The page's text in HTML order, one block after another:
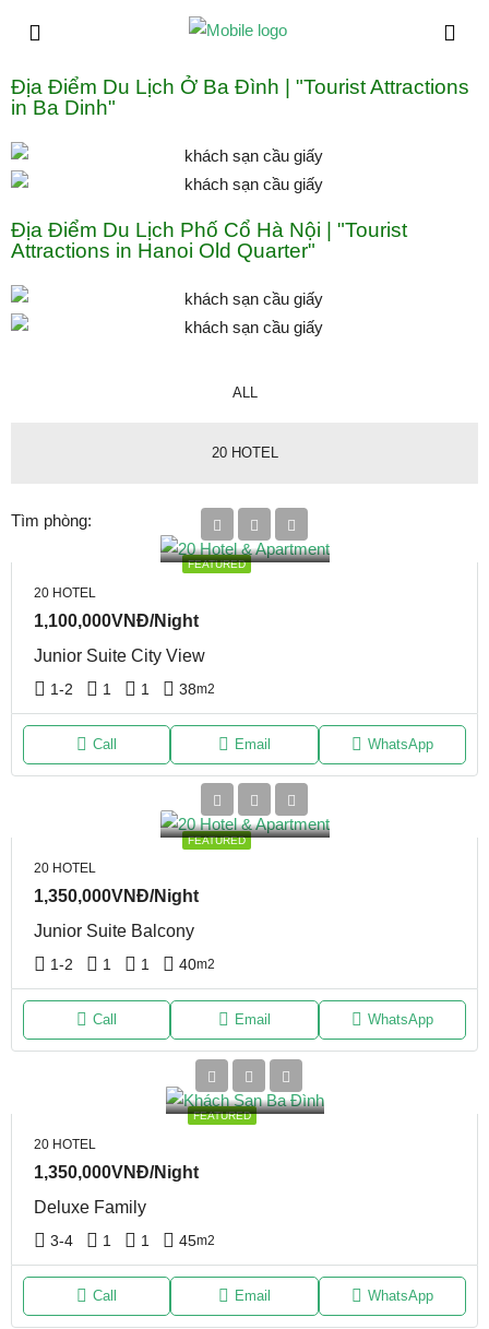
Địa Điểm Du Lịch Ở Ba Đình | "Tourist Attractions
in Ba Dinh"
Địa Điểm Du Lịch Phố Cổ Hà Nội | "Tourist
Attractions in Hanoi Old Quarter"
ALL
20 HOTEL
Tìm phòng:
FEATURED
20 HOTEL
1,100,000VNĐ/Night
Junior Suite City View
1-2 1 1 38m2
Call Email WhatsApp
FEATURED
20 HOTEL
1,350,000VNĐ/Night
Junior Suite Balcony
1-2 1 1 40m2
Call Email WhatsApp
FEATURED
20 HOTEL
1,350,000VNĐ/Night
Deluxe Family
3-4 1 1 45m2
Call Email WhatsApp